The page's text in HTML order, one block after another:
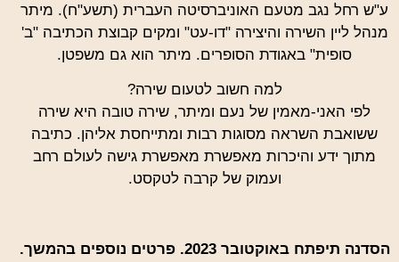
ע"ש רחל נגב מטעם האוניברסיטה העברית (תשע"ח). מיתר
מנהל ליין השירה והיצירה "דו-עט" ומקים קבוצת הכתיבה "ב'
סופית" באגודת הסופרים. מיתר הוא גם משפטן.
למה חשוב לטעום שירה?
לפי האני-מאמין של נעם ומיתר, שירה טובה היא שירה
ששואבת השראה מסוגות רבות ומתייחסת אליהן. כתיבה
מתוך ידע והיכרות מאפשרת מאפשרת גישה לעולם רחב
ועמוק של קרבה לטקסט.
הסדנה תיפתח באוקטובר 2023. פרטים נוספים בהמשך.